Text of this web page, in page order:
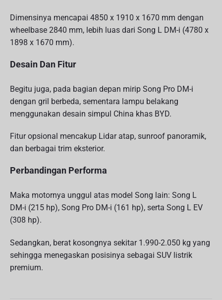
Dimensinya mencapai 4850 x 1910 x 1670 mm dengan
wheelbase 2840 mm, lebih luas dari Song L DM-i (4780 x
1898 x 1670 mm).
Desain Dan Fitur
Begitu juga, pada bagian depan mirip Song Pro DM-i
dengan gril berbeda, sementara lampu belakang
menggunakan desain simpul China khas BYD.
Fitur opsional mencakup Lidar atap, sunroof panoramik,
dan berbagai trim eksterior.
Perbandingan Performa
Maka motornya unggul atas model Song lain: Song L
DM-i (215 hp), Song Pro DM-i (161 hp), serta Song L EV
(308 hp).
Sedangkan, berat kosongnya sekitar 1.990-2.050 kg yang
sehingga menegaskan posisinya sebagai SUV listrik
premium.